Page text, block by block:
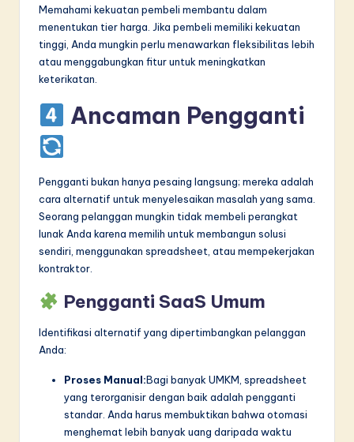
Memahami kekuatan pembeli membantu dalam
menentukan tier harga. Jika pembeli memiliki kekuatan
tinggi, Anda mungkin perlu menawarkan fleksibilitas lebih
atau menggabungkan fitur untuk meningkatkan
keterikatan.
Ancaman Pengganti
Pengganti bukan hanya pesaing langsung; mereka adalah
cara alternatif untuk menyelesaikan masalah yang sama.
Seorang pelanggan mungkin tidak membeli perangkat
lunak Anda karena memilih untuk membangun solusi
sendiri, menggunakan spreadsheet, atau mempekerjakan
kontraktor.
Pengganti SaaS Umum
Identifikasi alternatif yang dipertimbangkan pelanggan
Anda:
Proses Manual:Bagi banyak UMKM, spreadsheet
yang terorganisir dengan baik adalah pengganti
standar. Anda harus membuktikan bahwa otomasi
menghemat lebih banyak uang daripada waktu